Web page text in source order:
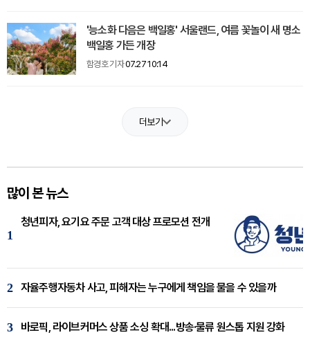
'능소화 다음은 백일홍' 서울랜드, 여름 꽃놀이 새 명소
백일홍 가든 개장
함경호 기자07.27 10:14
더보기
많이 본 뉴스
1
청년피자, 요기요 주문 고객 대상 프로모션 전개
2 자율주행자동차 사고, 피해자는 누구에게 책임을 물을 수 있을까
3 바로픽, 라이브커머스 상품 소싱 확대...방송·물류 원스톱 지원 강화